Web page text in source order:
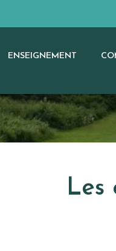
ENSEIGNEMENT
Les